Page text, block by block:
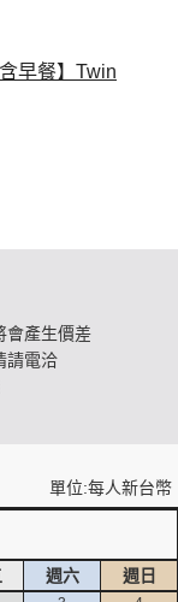
早餐】Twin
會產生價差
請電洽
單位:每人新台幣
週六 週日